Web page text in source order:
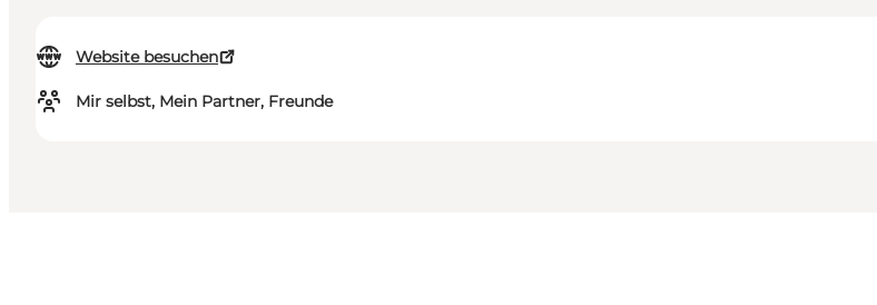
Website besuchen
Mir selbst, Mein Partner, Freunde